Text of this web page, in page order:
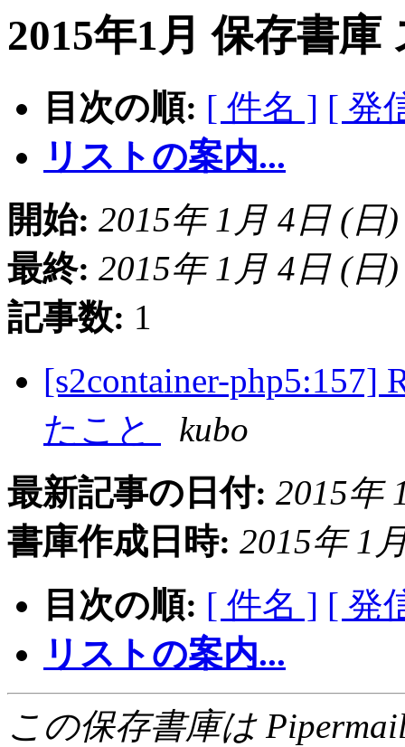
2015年1月 保存書庫
目次の順: [ 件名 ] [ 発
リストの案内...
開始: 2015年 1月 4日 (日
最終: 2015年 1月 4日 (日
記事数: 1
[s2container-
たこと
kubo
最新記事の日付: 2015年
書庫作成日時: 2015年 1
目次の順: [ 件名 ] [ 発
リストの案内...
この保存書庫は